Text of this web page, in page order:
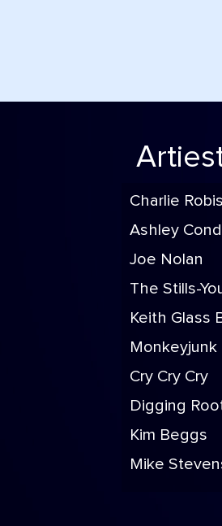
Charlie
Ashley
Joe Nolan
The Stills-
Keith Glass
Monkeyjunk
Cry Cry Cry
Digging
Kim Beggs
Mike